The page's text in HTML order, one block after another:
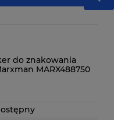
do znakowania
MARX488750